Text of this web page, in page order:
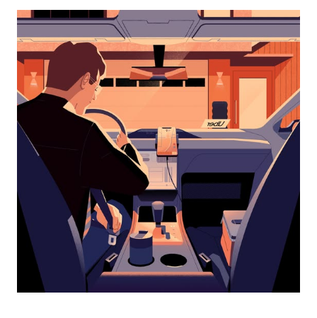
календарю
выбрать
дату.
Чтобы
закрыть
календарь,
нажмите
Esc.